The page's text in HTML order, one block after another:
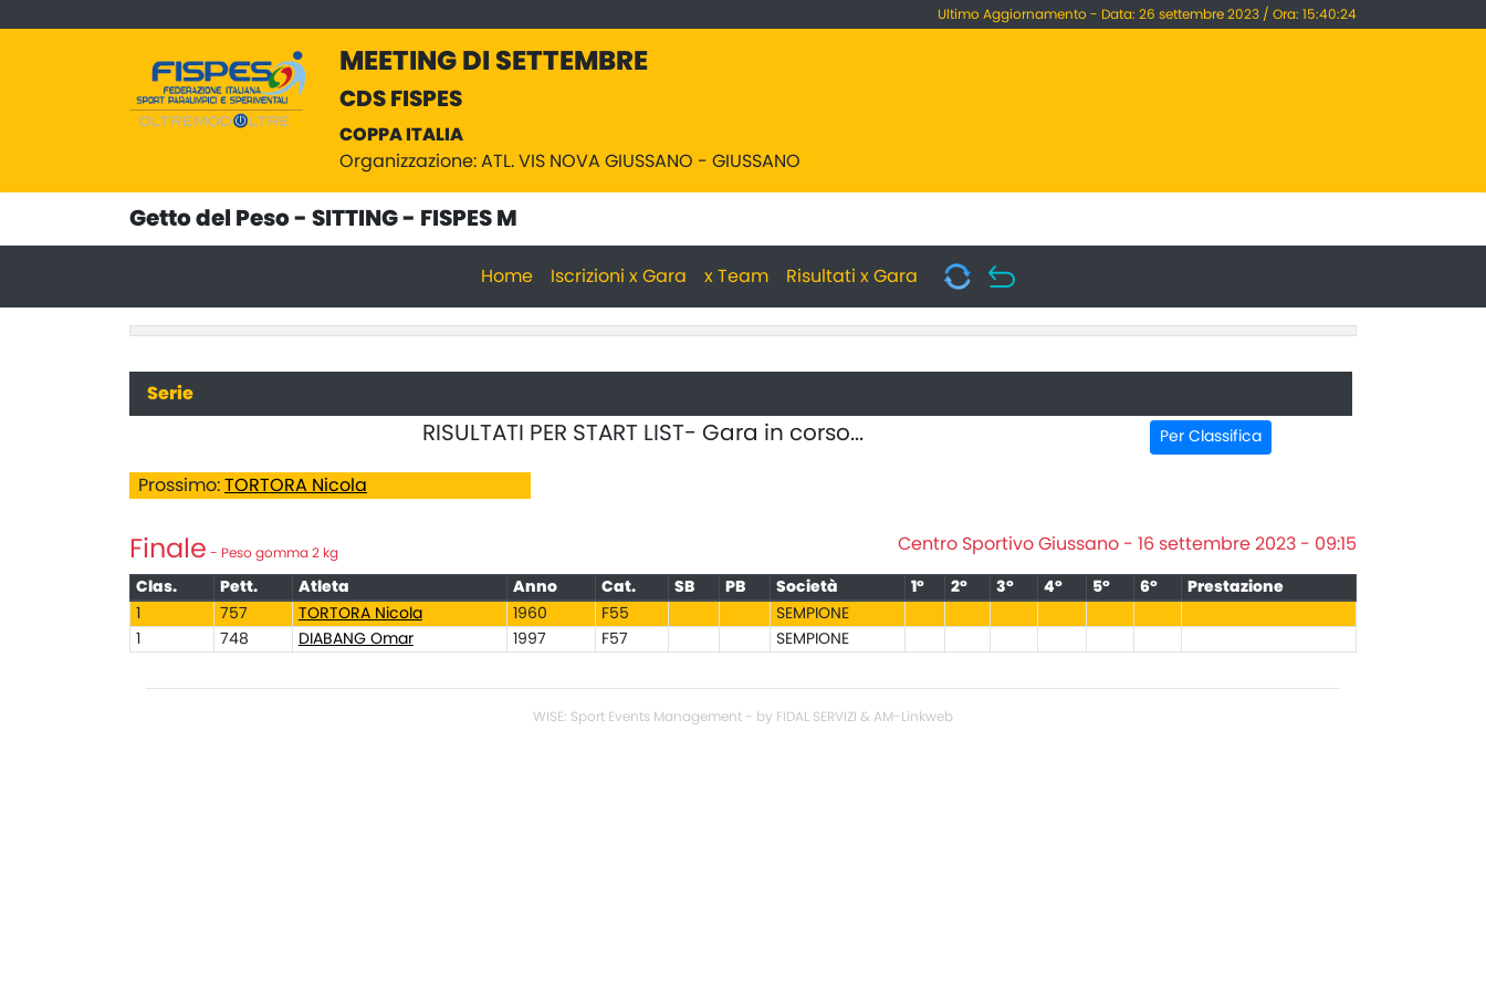
Ultimo Aggiornamento - Data: 26 settembre 2023 / Ora: 15:40:24
MEETING DI SETTEMBRE
CDS FISPES
COPPA ITALIA
Organizzazione: ATL. VIS NOVA GIUSSANO - GIUSSANO
Getto del Peso - SITTING - FISPES M
Home Iscrizioni x Gara x Team Risultati x Gara
Serie
RISULTATI PER START LIST- Gara in corso... Per Classifica
Prossimo: TORTORA Nicola
Finale - Peso gomma 2 kg Centro Sportivo Giussano - 16 settembre 2023 - 09:15
Clas. Pett. Atleta Anno Cat. SB PB Società 1° 2° 3° 4° 5° 6°
Prestazione
757 TORTORA Nicola 1960 F55
SEMPIONE
748 DIABANG Omar 1997 F57 SEMPIONE
WISE: Sport Events Management - by FIDAL SERVIZI & AM-Linkweb